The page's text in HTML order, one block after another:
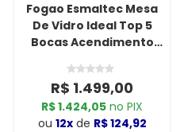
Fogao Esmaltec Mesa
De Vidro Ideal Top 5
Bocas Acendimento
Branco
R$ 1.499,00
R$ 1.424,05 no PIX
ou 12xde R$ 124,92